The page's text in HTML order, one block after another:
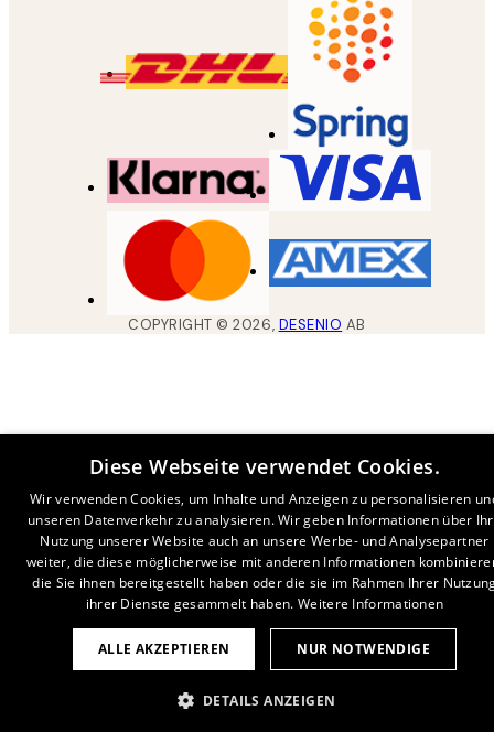
COPYRIGHT ©2026, DESENIO AB
Diese Webseite verwendet Cookies.
Wir verwenden Cookies, um Inhalte und Anzeigen zu personalisieren
unseren Datenverkehr zu analysieren. Wir geben Informationen über
Nutzung unserer Website auch an unsere Werbe- und Analysepartner
weiter, die diese möglicherweise mit anderen Informationen
die Sie ihnen bereitgestellt haben oder die sie im Rahmen Ihrer
ihrer Dienste gesammelt haben. Weitere Informationen
ALLE AKZEPTIEREN NUR NOTWENDIGE
DETAILS ANZEIGEN